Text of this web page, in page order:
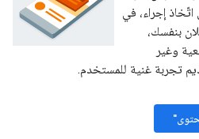
إجراء، في
غنية للمستخدم.